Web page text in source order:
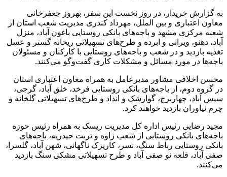
به گزارش خریدار، در روز نخست این سفر، بهروز جعفرخانی
معاون اعتباری و بین الملل، مهرداد کندری مدیریت شعب استان از
شعبه مرکزی مشهد و باجه‌های بانکی روستایی باغون آباد، منزل
آباد، دهنو، ویرانی و ابرده و طرح‌های تسهیلاتی ریحانه گستر و عسل
تغذیه بازدید و در شعب و باجه‌های روستایی با کارکنان و مسئولان
باجه‌‌ها در مورد مسائل و مشکلات کاری گفت‌و‌گو می‌کنند.
محسن اخلاقی مشاور مدیرعامل به همراه معاون اعتباری استان
در گروه دوم، از باجه‌های بانکی روستایی فرخد، خلق آباد، گرجی،
سیس آباد، چهاربرج، گوارشک و انداد و طرح‌های تسهیلاتی گلخانه و
چرم نیاوران بازدید خواهند کرد.
مجید رضایی رئیس اداره کل مدیریت ریسک به همراه رئیس حوزه
باجه‌های بانکی روستایی از شعب زاوه و تربت حیدریه، باجه‌های
بانکی روستایی رباط سنگ، نسر، کاریزک ناگهانی، شهن آباد، گلسرا،
صفی آباد، قلعه نو صفی آباد و طرح تسهیلاتی مشکی سنگ بازدید
می‌کنند.